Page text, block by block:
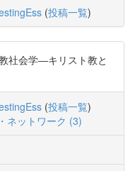
(投稿一覧)
社会学―キリスト教と
(投稿一覧)
ネットワーク (3)